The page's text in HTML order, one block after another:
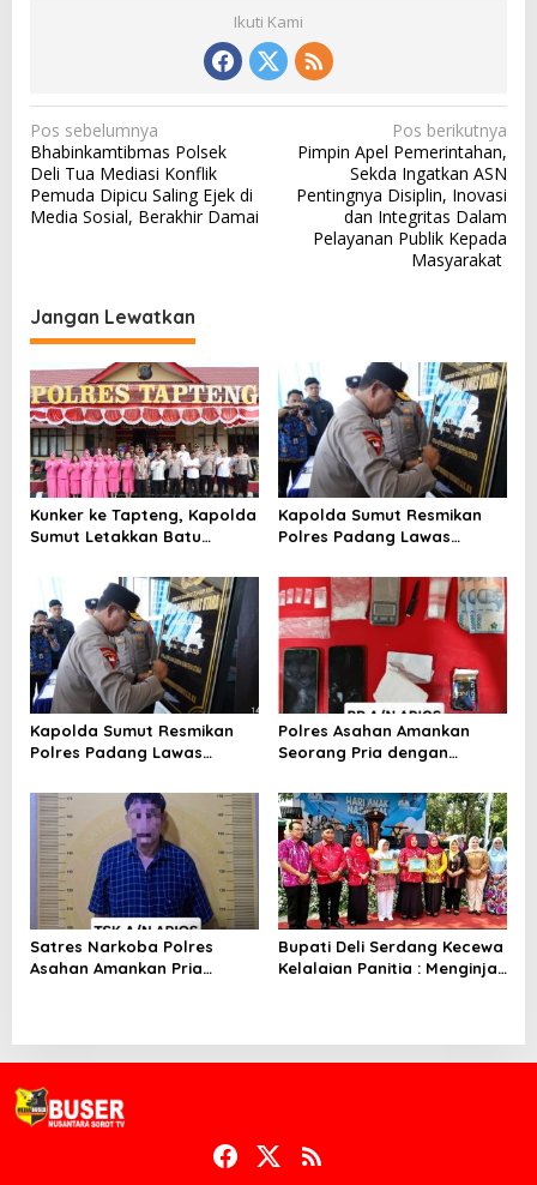
Ikuti Kami
N
a
v
i
s
i
p
o
s
Pos sebelumnya
Bhabinkamtibmas Polsek
Deli Tua Mediasi Konflik
Pemuda Dipicu Saling Ejek di
Media Sosial, Berakhir Damai
Pos berikutnya
Pimpin Apel Pemerintahan,
Sekda Ingatkan ASN
Pentingnya Disiplin, Inovasi
dan Integritas Dalam
Pelayanan Publik Kepada
Masyarakat
Jangan Lewatkan
Kunker ke Tapteng, Kapolda
Sumut Letakkan Batu
Rusun Polres Tapanuli
Tengah
Kapolda Sumut Resmikan
Polres Padang Lawas
Humanis dan Penambahan
Personel
Kapolda Sumut Resmikan
Polres Padang Lawas
Humanis dan Penambahan
Personel
Polres Asahan Amankan
Seorang Pria dengan
Sabu
Satres Narkoba Polres
Asahan Amankan Pria
Bupati Deli Serdang Kecewa
Kelalaian Panitia : Menginjak